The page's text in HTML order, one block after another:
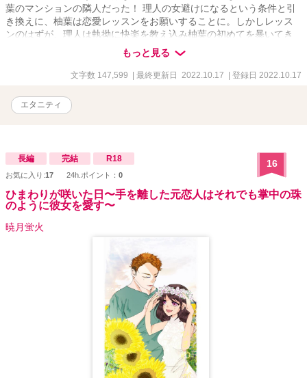
葉のマンションの隣人だった！ 理人の女避けになるという条件と引
き換えに、柚葉は恋愛レッスンをお願いすることに。しかしレッス
ンのはずが、理人は執拗に快楽を教え込み柚葉の初めてを暴いてき
もっと見る
文字数 147,599 | 最終更新日 2022.10.17 | 登録日 2022.10.17
エタニティ
長編 完結 R18
お気に入り:17 24h.ポイント： 0
16
ひまわりが咲いた日〜手を離した元恋人はそれでも掌中の珠
のように彼女を愛す〜
暁月蛍火